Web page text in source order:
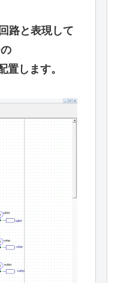
路と表現して
します。